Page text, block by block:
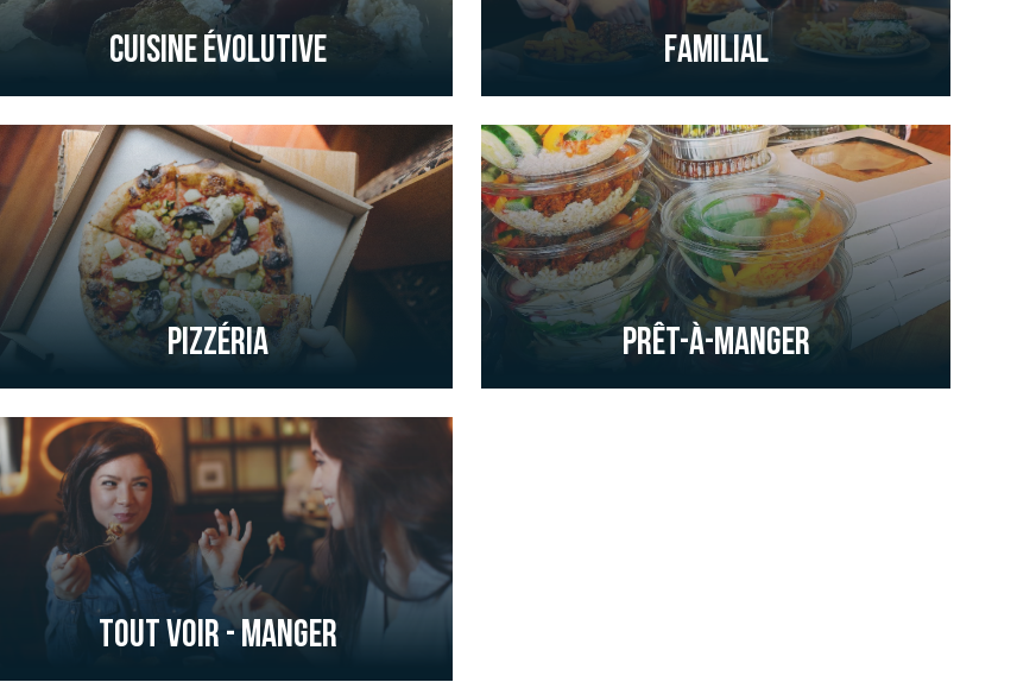
Cuisine évolutive Familial
Pizzéria Prêt-à-manger
Tout voir - Manger